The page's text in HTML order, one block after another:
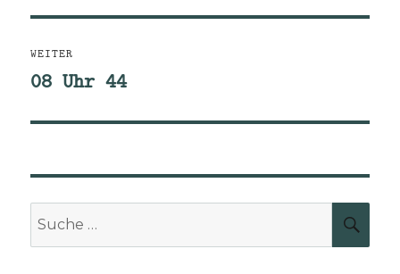
WEITER
Nächster
08 Uhr 44